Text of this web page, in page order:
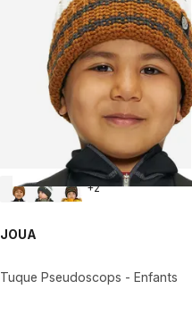
+2
JOUA
Tuque Pseudoscops - Enfants